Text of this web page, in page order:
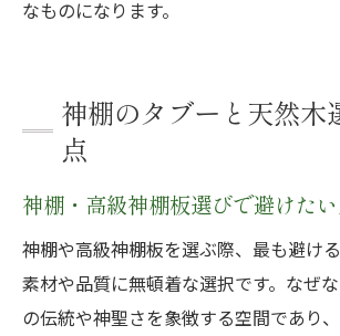
なものになります。
神棚のタブーと天然木
点
神棚・高級神棚板選びで避けた
神棚や高級神棚板を選ぶ際、最も避け
素材や品質に無頓着な選択です。なぜ
の伝統や神聖さを象徴する空間であり